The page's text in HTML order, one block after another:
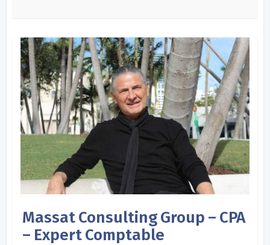
Massat Consulting Group – CPA
– Expert Comptable